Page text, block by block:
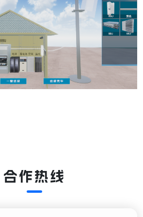
合作热线